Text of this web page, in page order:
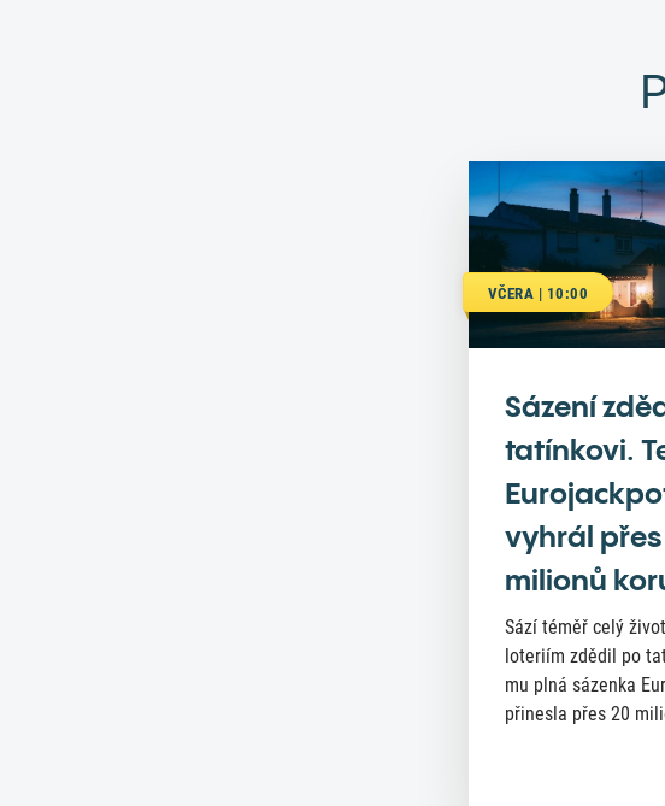
VČERA | 10:00
Sázení
tatínkovi.
vyhrál přes
milionů
Sází téměř celý
loteriím zdědil po
mu plná sázenka
přinesla přes 20